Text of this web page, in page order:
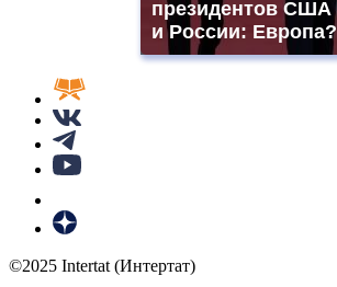
президентов США
и России: Европа?
©2025 Intertat (Интертат)